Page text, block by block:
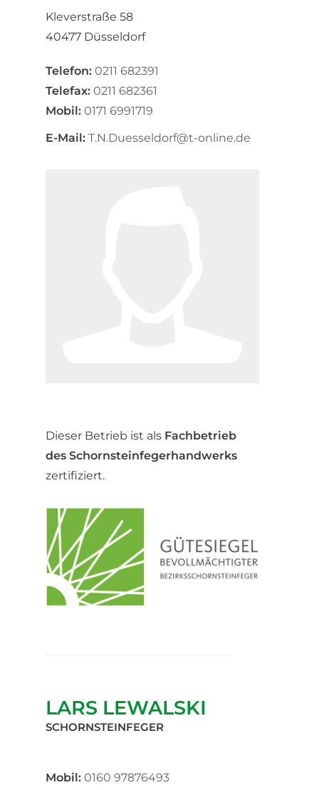
Kleverstraße 58
40477 Düsseldorf
Telefon: 0211 682391
Telefax: 0211 682361
Mobil: 0171 6991719
E-Mail: T.N.Duesseldorf@t-online.de
Dieser Betrieb ist als Fachbetrieb
des Schornsteinfegerhandwerks
zertifiziert.
LARS LEWALSKI
SCHORNSTEINFEGER
Mobil: 0160 97876493